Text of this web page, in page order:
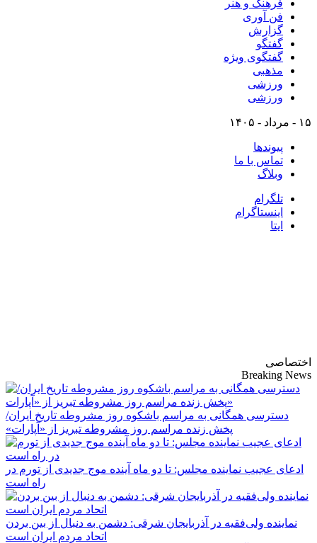
فرهنگ و هنر
فن آوری
گزارش
گفتگو
گفتگوی ویژه
مذهبی
ورزشی
ورزشی
۱۵ - مرداد - ۱۴۰۵
پیوندها
تماس با ما
وبلاگ
تلگرام
اینستاگرام
ایتا
اختصاصی
Breaking News
دسترسی همگانی به مراسم باشکوه روز مشروطه تاریخ ایران/
پخش زنده مراسم روز مشروطه تبریز از «آپارات»
ادعای عجیب نماینده مجلس: تا دو ماه آینده موج جدیدی از تورم در
راه است
نماینده ولی‌فقیه در آذربایجان شرقی: دشمن به دنبال از بین بردن
اتحاد مردم ایران است